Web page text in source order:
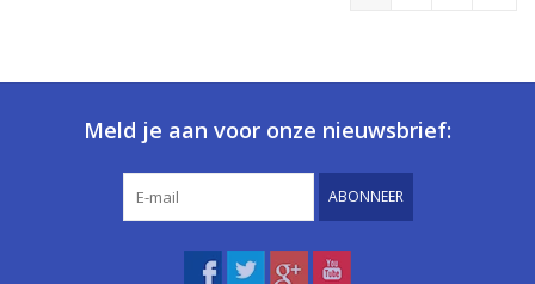
Meld je aan voor onze nieuwsbrief:
ABONNEER